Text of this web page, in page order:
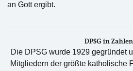
an Gott ergibt.
DPSG in Zahlen
Die DPSG wurde 1929 gegründet
Mitgliedern der größte katholische